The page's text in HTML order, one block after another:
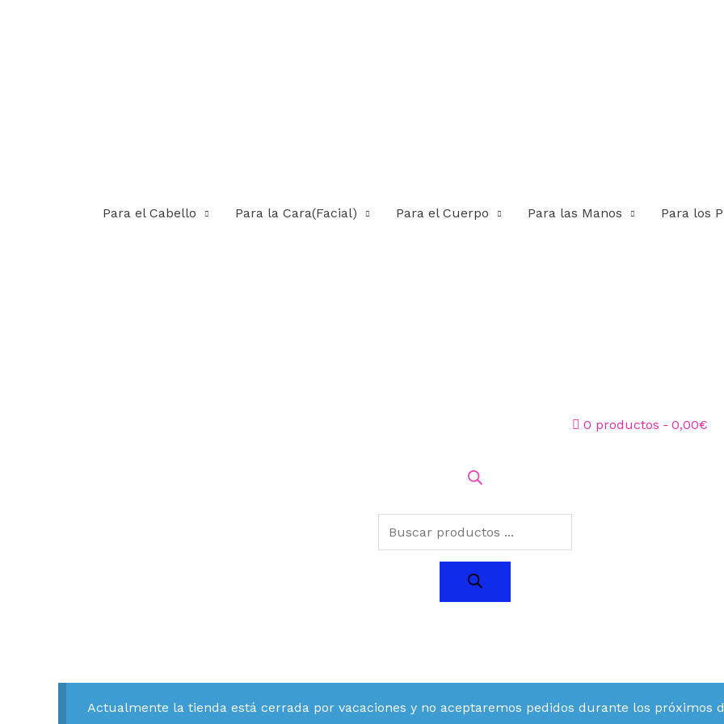
Para el Cabello Para la Cara(Facial) Para el Cuerpo Para las Manos Para los
0 productos 0,00€
Actualmente la tienda está cerrada por vacaciones y no aceptaremos pedidos durante los próximos